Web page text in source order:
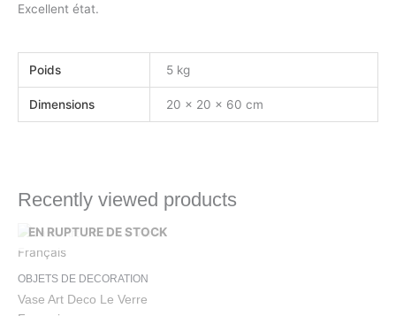
Excellent état.
Poids 5 kg
Dimensions 20 × 20 × 60 cm
Recently viewed products
EN RUPTURE DE STOCK
OBJETS DE DECORATION
Vase Art Deco Le Verre